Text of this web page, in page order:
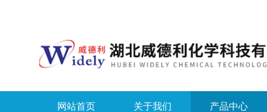
网站首页 关于我们 产品中心